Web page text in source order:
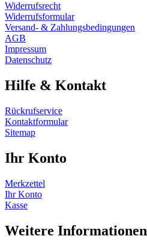
Widerrufsrecht
Widerrufsformular
Versand- & Zahlungsbedingungen
AGB
Impressum
Datenschutz
Hilfe & Kontakt
Rückrufservice
Kontaktformular
Sitemap
Ihr Konto
Merkzettel
Ihr Konto
Kasse
Weitere Informationen